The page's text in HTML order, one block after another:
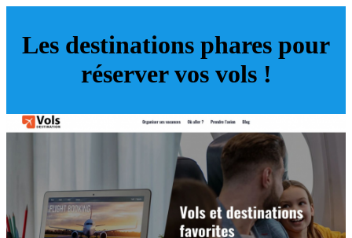
Les destinations phares pour
réserver vos vols !